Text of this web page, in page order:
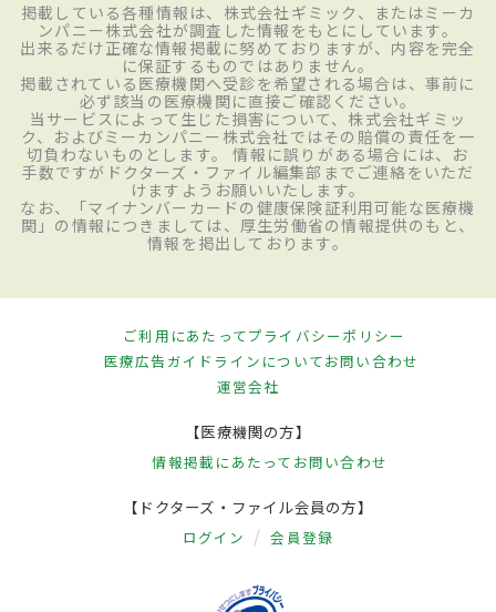
掲載している各種情報は、株式会社ギミック、またはミーカ
ンパニー株式会社が調査した情報をもとにしています。
出来るだけ正確な情報掲載に努めておりますが、内容を完全
に保証するものではありません。
掲載されている医療機関へ受診を希望される場合は、事前に
必ず該当の医療機関に直接ご確認ください。
当サービスによって生じた損害について、株式会社ギミッ
ク、およびミーカンパニー株式会社ではその賠償の責任を一
切負わないものとします。 情報に誤りがある場合には、お
手数ですがドクターズ・ファイル編集部までご連絡をいただ
けますようお願いいたします。
なお、「マイナンバーカードの健康保険証利用可能な医療機
関」の情報につきましては、厚生労働省の情報提供のもと、
情報を掲出しております。
ご利用にあたってプライバシーポリシー
医療広告ガイドラインについてお問い合わせ
運営会社
【医療機関の方】
情報掲載にあたって お問い合わせ
【ドクターズ・ファイル会員の方】
ログイン 会員登録